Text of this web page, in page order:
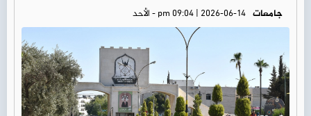
جامعات pm 09:04 | 2026-06-14 - الأحد